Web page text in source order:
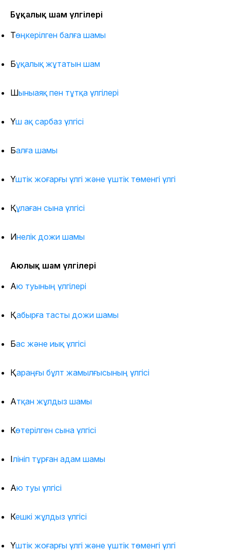
Бұқалық шам үлгілері
Төңкерілген балға шамы
Бұқалық жұтатын шам
Шыныаяқ пен тұтқа үлгілері
Үш ақ сарбаз үлгісі
Балға шамы
Үштік жоғарғы үлгі және үштік төменгі үлгі
Құлаған сына үлгісі
Инелік дожи шамы
Аюлық шам үлгілері
Аю туының үлгілері
Қабырға тасты дожи шамы
Бас және иық үлгісі
Қараңғы бұлт жамылғысының үлгісі
Атқан жұлдыз шамы
Көтерілген сына үлгісі
Ілініп тұрған адам шамы
Аю туы үлгісі
Кешкі жұлдыз үлгісі
Үштік жоғарғы үлгі және үштік төменгі үлгі